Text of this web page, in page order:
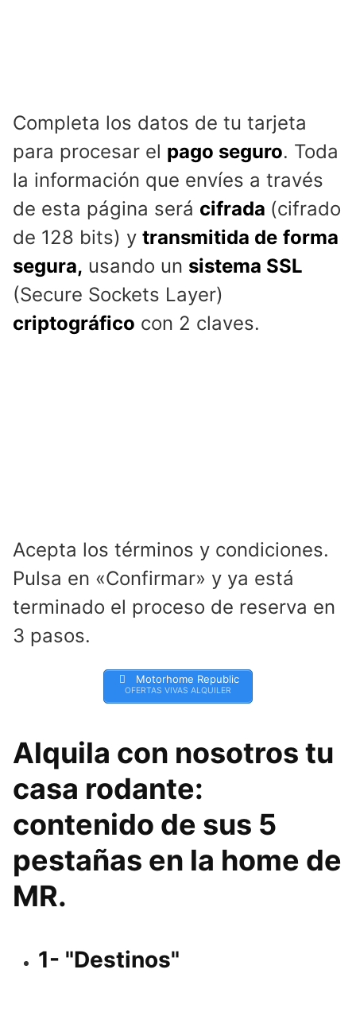
Completa los datos de tu tarjeta
para procesar el pago seguro. Toda
la información que envíes a través
de esta página será cifrada (cifrado
de 128 bits) y transmitida de forma
segura, usando un sistema SSL
(Secure Sockets Layer)
criptográfico con 2 claves.
Acepta los términos y condiciones.
Pulsa en «Confirmar» y ya está
terminado el proceso de reserva en
3 pasos.
Motorhome Republic
OFERTAS VIVAS ALQUILER
Alquila con nosotros tu
casa rodante:
contenido de sus 5
pestañas en la home de
MR.
1- "Destinos"